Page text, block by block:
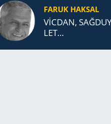
FARUK HAKSAL
VİCDAN,
LET…